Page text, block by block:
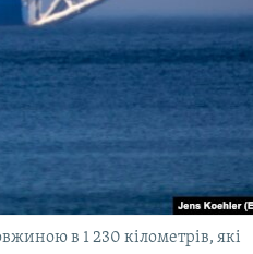
в 1 230 кілометрів, які